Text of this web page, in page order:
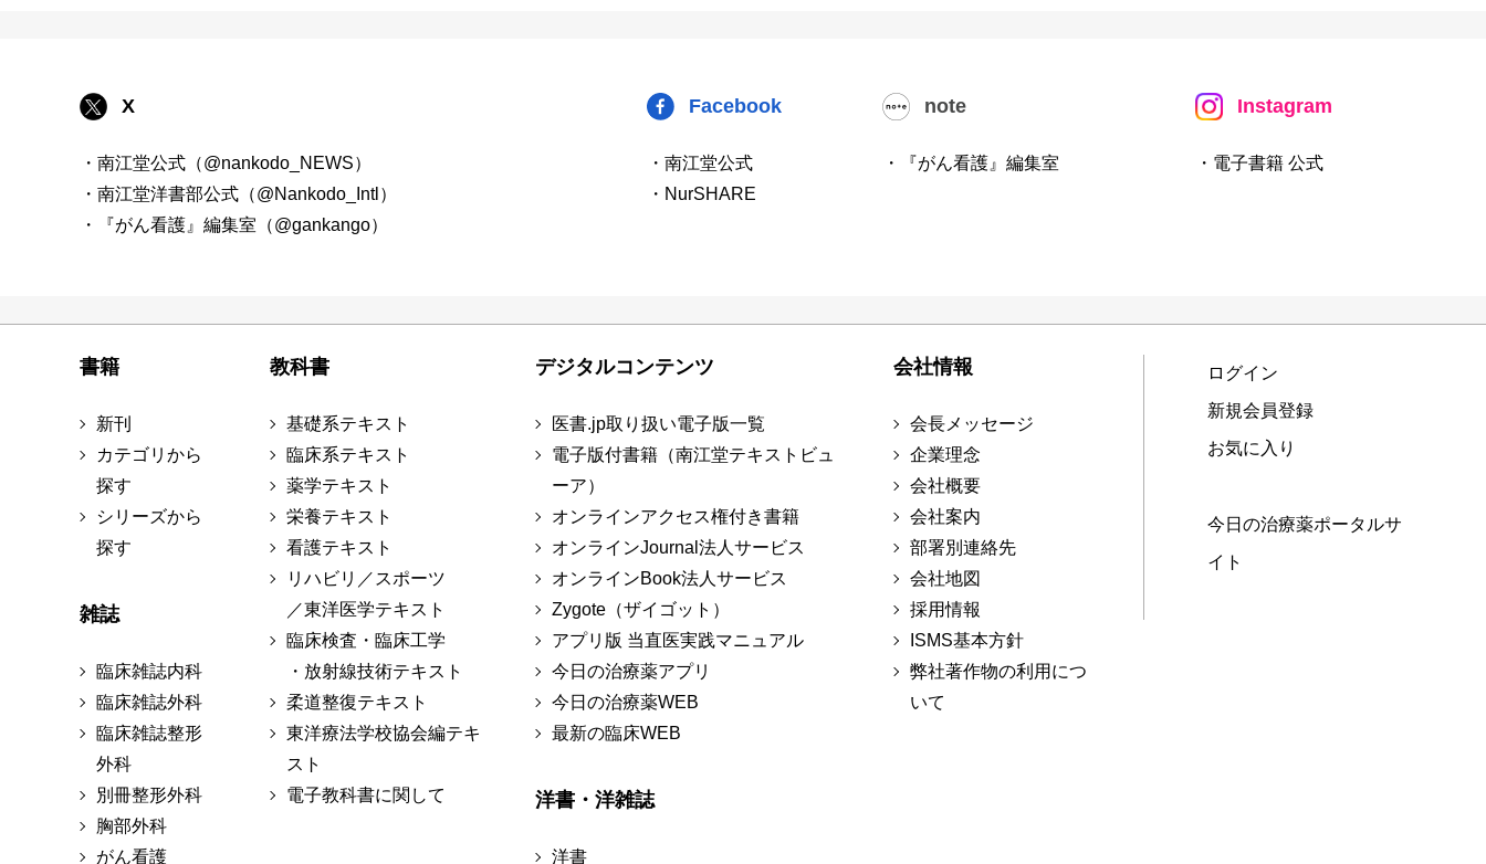
X
・南江堂公式（@nankodo_NEWS）
・南江堂洋書部公式（@Nankodo_Intl）
・『がん看護』編集室（@gankango）
Facebook
・南江堂公式
・NurSHARE
note
・『がん看護』編集室
Instagram
・電子書籍 公式
書籍
新刊
カテゴリから
探す
シリーズから
探す
雑誌
臨床雑誌内科
臨床雑誌外科
臨床雑誌整形
外科
別冊整形外科
胸部外科
がん看護
教科書
基礎系テキスト
臨床系テキスト
薬学テキスト
栄養テキスト
看護テキスト
リハビリ／スポーツ
／東洋医学テキスト
臨床検査・臨床工学
・放射線技術テキスト
柔道整復テキスト
東洋療法学校協会編テキ
スト
電子教科書に関して
デジタルコンテンツ
医書.jp取り扱い電子版一覧
電子版付書籍（南江堂テキストビュ
ーア）
オンラインアクセス権付き書籍
オンラインJournal法人サービス
オンラインBook法人サービス
Zygote（ザイゴット）
アプリ版 当直医実践マニュアル
今日の治療薬アプリ
今日の治療薬WEB
最新の臨床WEB
洋書・洋雑誌
洋書
会社情報
会長メッセージ
企業理念
会社概要
会社案内
部署別連絡先
会社地図
採用情報
ISMS基本方針
弊社著作物の利用につ
いて
ログイン
新規会員登録
お気に入り
今日の治療薬ポータルサ
イト